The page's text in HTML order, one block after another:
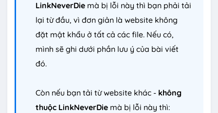
LinkNeverDie mà bị lỗi này thì bạn phải tải
lại từ đầu, vì đơn giản là website không
đặt mật khẩu ở tất cả các file. Nếu có,
mình sẽ ghi dưới phần lưu ý của bài viết
đó.
Còn nếu bạn tải từ website khác - không
thuộc LinkNeverDie mà bị lỗi này thì: